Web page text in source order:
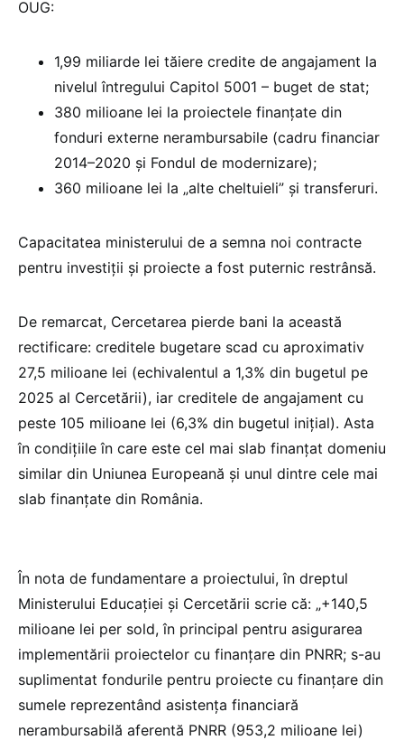
OUG:
1,99 miliarde lei tăiere credite de angajament la
nivelul întregului Capitol 5001 – buget de stat;
380 milioane lei la proiectele finanțate din
fonduri externe nerambursabile (cadru financiar
2014–2020 și Fondul de modernizare);
360 milioane lei la „alte cheltuieli” și transferuri.
Capacitatea ministerului de a semna noi contracte
pentru investiții și proiecte a fost puternic restrânsă.
De remarcat, Cercetarea pierde bani la această
rectificare: creditele bugetare scad cu aproximativ
27,5 milioane lei (echivalentul a 1,3% din bugetul pe
2025 al Cercetării), iar creditele de angajament cu
peste 105 milioane lei (6,3% din bugetul inițial). Asta
în condițiile în care este cel mai slab finanțat domeniu
similar din Uniunea Europeană și unul dintre cele mai
slab finanțate din România.
În nota de fundamentare a proiectului, în dreptul
Ministerului Educației și Cercetării scrie că: „+140,5
milioane lei per sold, în principal pentru asigurarea
implementării proiectelor cu finanțare din PNRR; s-au
suplimentat fondurile pentru proiecte cu finanțare din
sumele reprezentând asistența financiară
nerambursabilă aferentă PNRR (953,2 milioane lei)